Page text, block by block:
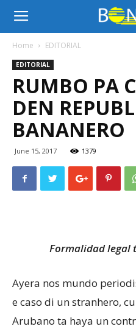
Bon
Dia
Aruba
Aruba
Home EDITORIAL
EDITORIAL
RUMBO PA
DEN
BANANERO
June 15, 2017 1379
Formalidad legal
Ayera nos mundo
e caso di un stranhero,
Arubano ta haya un